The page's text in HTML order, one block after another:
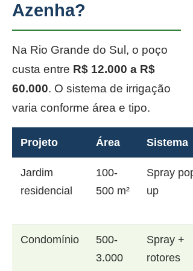
Azenha?
Na Rio Grande do Sul, o poço
custa entre R$ 12.000 a R$
60.000. O sistema de irrigação
varia conforme área e tipo.
Projeto Área Sistema
Jardim
residencial
100-
500 m²
Spray pop-
up
Condomínio
500-
3.000
Spray +
rotores